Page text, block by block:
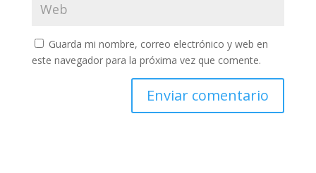
Guarda mi nombre, correo electrónico y web en
este navegador para la próxima vez que comente.